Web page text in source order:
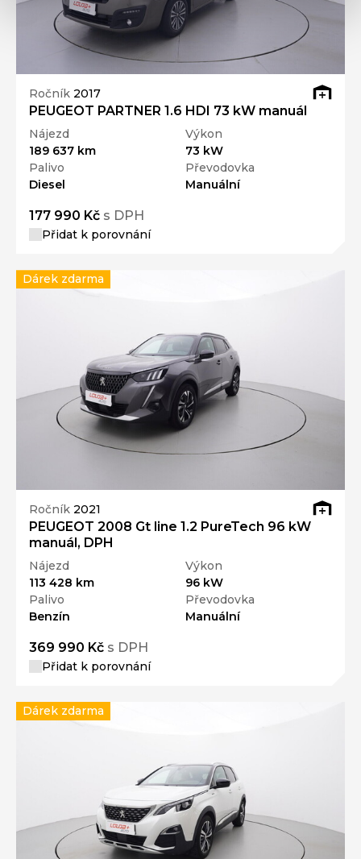
Ročník 2017
PEUGEOT PARTNER 1.6 HDI 73 kW manuál
Nájezd
189 637 km
Výkon
73 kW
Palivo
Diesel
Převodovka
Manuální
177 990 Kč s DPH
Přidat k porovnání
Ročník 2021
PEUGEOT 2008 Gt line 1.2 PureTech 96 kW
manuál, DPH
Nájezd
113 428 km
Výkon
96 kW
Palivo
Benzín
Převodovka
Manuální
369 990 Kč s DPH
Přidat k porovnání
Dárek zdarma
Dárek zdarma